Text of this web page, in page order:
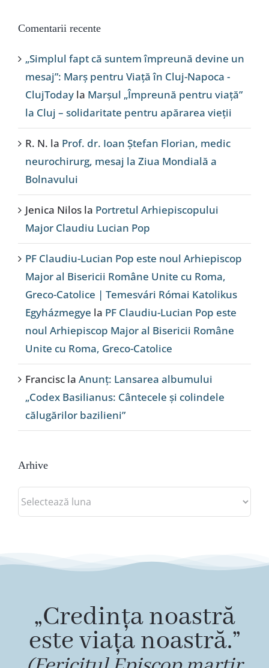
Comentarii recente
„Simplul fapt că suntem împreună devine un
mesaj”: Marș pentru Viață în Cluj-Napoca -
ClujToday la Marșul „Împreună pentru viață”
la Cluj – solidaritate pentru apărarea vieții
R. N. la Prof. dr. Ioan Ștefan Florian, medic
neurochirurg, mesaj la Ziua Mondială a
Bolnavului
Jenica Nilos la Portretul Arhiepiscopului
Major Claudiu Lucian Pop
PF Claudiu-Lucian Pop este noul Arhiepiscop
Major al Bisericii Române Unite cu Roma,
Greco-Catolice | Temesvári Római Katolikus
Egyházmegye la PF Claudiu-Lucian Pop este
noul Arhiepiscop Major al Bisericii Române
Unite cu Roma, Greco-Catolice
Francisc la Anunț: Lansarea albumului
„Codex Basilianus: Cântecele și colindele
călugărilor bazilieni”
Arhive
Arhive
„Credința noastră
este viața noastră.”